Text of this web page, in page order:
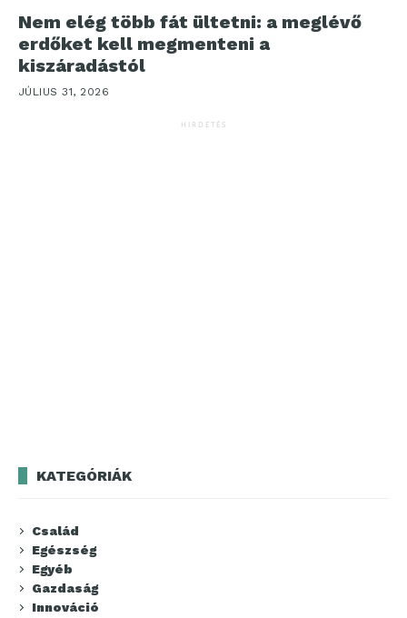
Nem elég több fát ültetni: a meglévő
erdőket kell megmenteni a
kiszáradástól
JÚLIUS 31, 2026
HIRDETÉS
KATEGÓRIÁK
Család
Egészség
Egyéb
Gazdaság
Innováció